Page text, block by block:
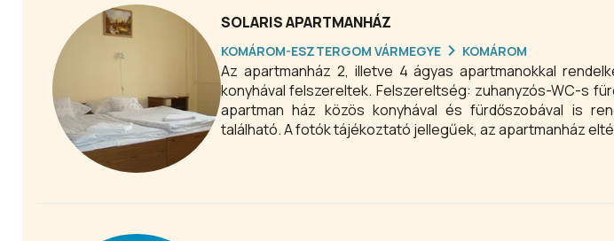
SOLARIS APARTMANHÁZ
KOMÁROM-ESZTERGOM VÁRMEGYE KOMÁROM
Az apartmanház 2, illetve 4 ágyas apartmanokkal
konyhával felszereltek. Felszereltség: zuhanyzós-WC-s
apartman ház közös konyhával és fürdőszobával is
található. A fotók tájékoztató jellegűek, az apartmanház